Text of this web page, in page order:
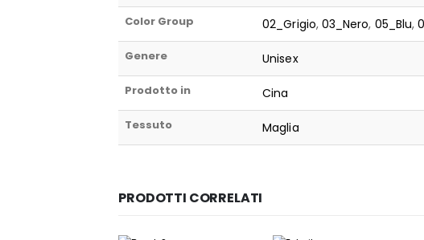
Color Group 02_Grigio, 03_Nero, 05_Blu,
Genere Unisex
Prodotto in Cina
Tessuto Maglia
PRODOTTI CORRELATI